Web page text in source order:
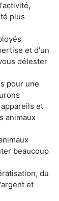
plus
et d'un
délester
pour une
et
animaux
beaucoup
du
et